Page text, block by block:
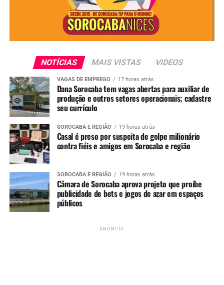
Redação
See Full Bio
TÓPICOS RELACIONADOS AULAS AUTOESCOLA
DETRAN
EXAME GOVERNO
UP NEXT
VÍDEO: Carro pega fogo próximo a escola no bairro Lopes
de Oliveira em Sorocaba
NÃO PERCA
VÍDEO: Supermercado da Rede Bom Lugar é vítima da
“gangue da marcha ré” em Sorocaba
NOTÍCIAS MAIS VISTAS VIDEOS
VAGAS DE EMPREGO 17 horas atrás
Dana Sorocaba tem vagas abertas para auxiliar de
produção e outros setores operacionais; cadastre
seu currículo
SOROCABA E REGIÃO 19 horas atrás
Casal é preso por suspeita de golpe milionário
contra fiéis e amigos em Sorocaba e região
SOROCABA E REGIÃO 19 horas atrás
Câmara de Sorocaba aprova projeto que proíbe
publicidade de bets e jogos de azar em espaços
públicos
ANÚNCIO